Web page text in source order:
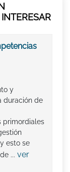
y
duración de
primordiales
esto se
... ver